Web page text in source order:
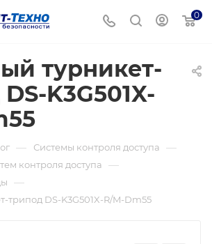
0
турникет-
K3G501X-
— Системы контроля доступа —
контроля доступа —
—
трипод DS-K3G501X-R/M-Dm55